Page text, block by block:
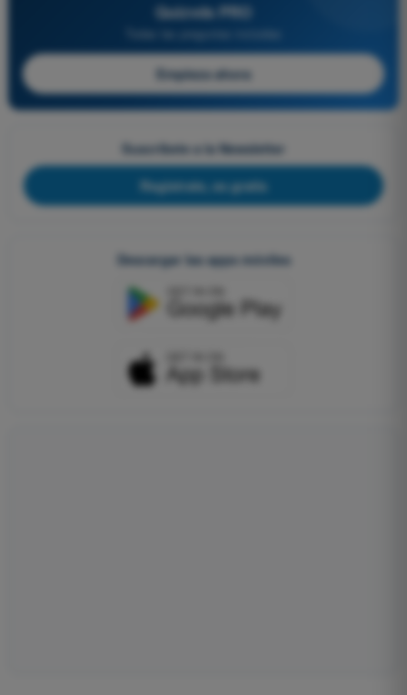
Quizvds PRO
Empieza ahora
Suscríbete a la Newsletter
Regístrate, es gratis
Descargar las apps móviles